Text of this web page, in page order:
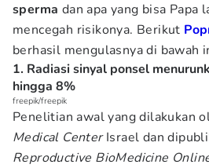
sperma dan apa yang bisa Papa
mencegah risikonya. Berikut
berhasil mengulasnya di bawah
1. Radiasi sinyal ponsel
hingga 8%
freepik/freepik
Penelitian awal yang dilakukan
Medical CenterIsrael dan
Reproductive BioMedicine